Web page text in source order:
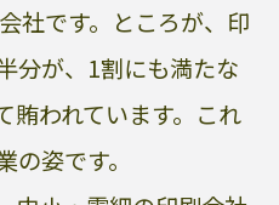
社です。ところが、印
分が、1割にも満たな
賄われています。これ
姿です。